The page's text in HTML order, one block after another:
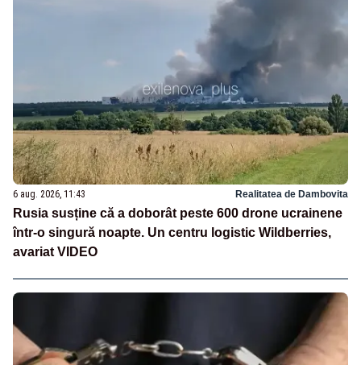
6 aug. 2026, 11:43 Realitatea de Dambovita
Rusia susține că a doborât peste 600 drone ucrainene
într-o singură noapte. Un centru logistic Wildberries,
avariat VIDEO